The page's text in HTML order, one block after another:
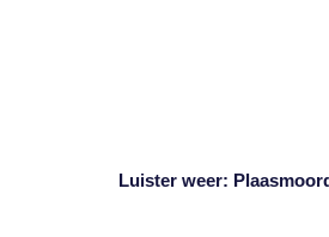
Luister weer: